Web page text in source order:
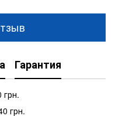
Гарантия
грн.